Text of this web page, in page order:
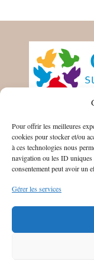
Pour offrir les meilleures
cookies pour stocker et/ou
à ces technologies nous
navigation ou les ID uniques
consentement peut avoir un
Gérer les services
MAIRIE
LOING
CS 10047
45125 Chalette-
Du lundi au